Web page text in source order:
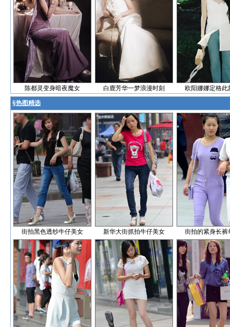
陈都灵变身暗夜魔女 白鹿芳华一梦浪漫时刻 欧阳娜娜定格此
§热图精选
街拍黑色透纱牛仔美女 新华大街抓拍牛仔美女 街拍的紧身长裤